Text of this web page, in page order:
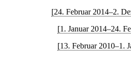
[24. Februar 2014–2.
[1. Januar 2014–24.
[13. Februar 2010–1.